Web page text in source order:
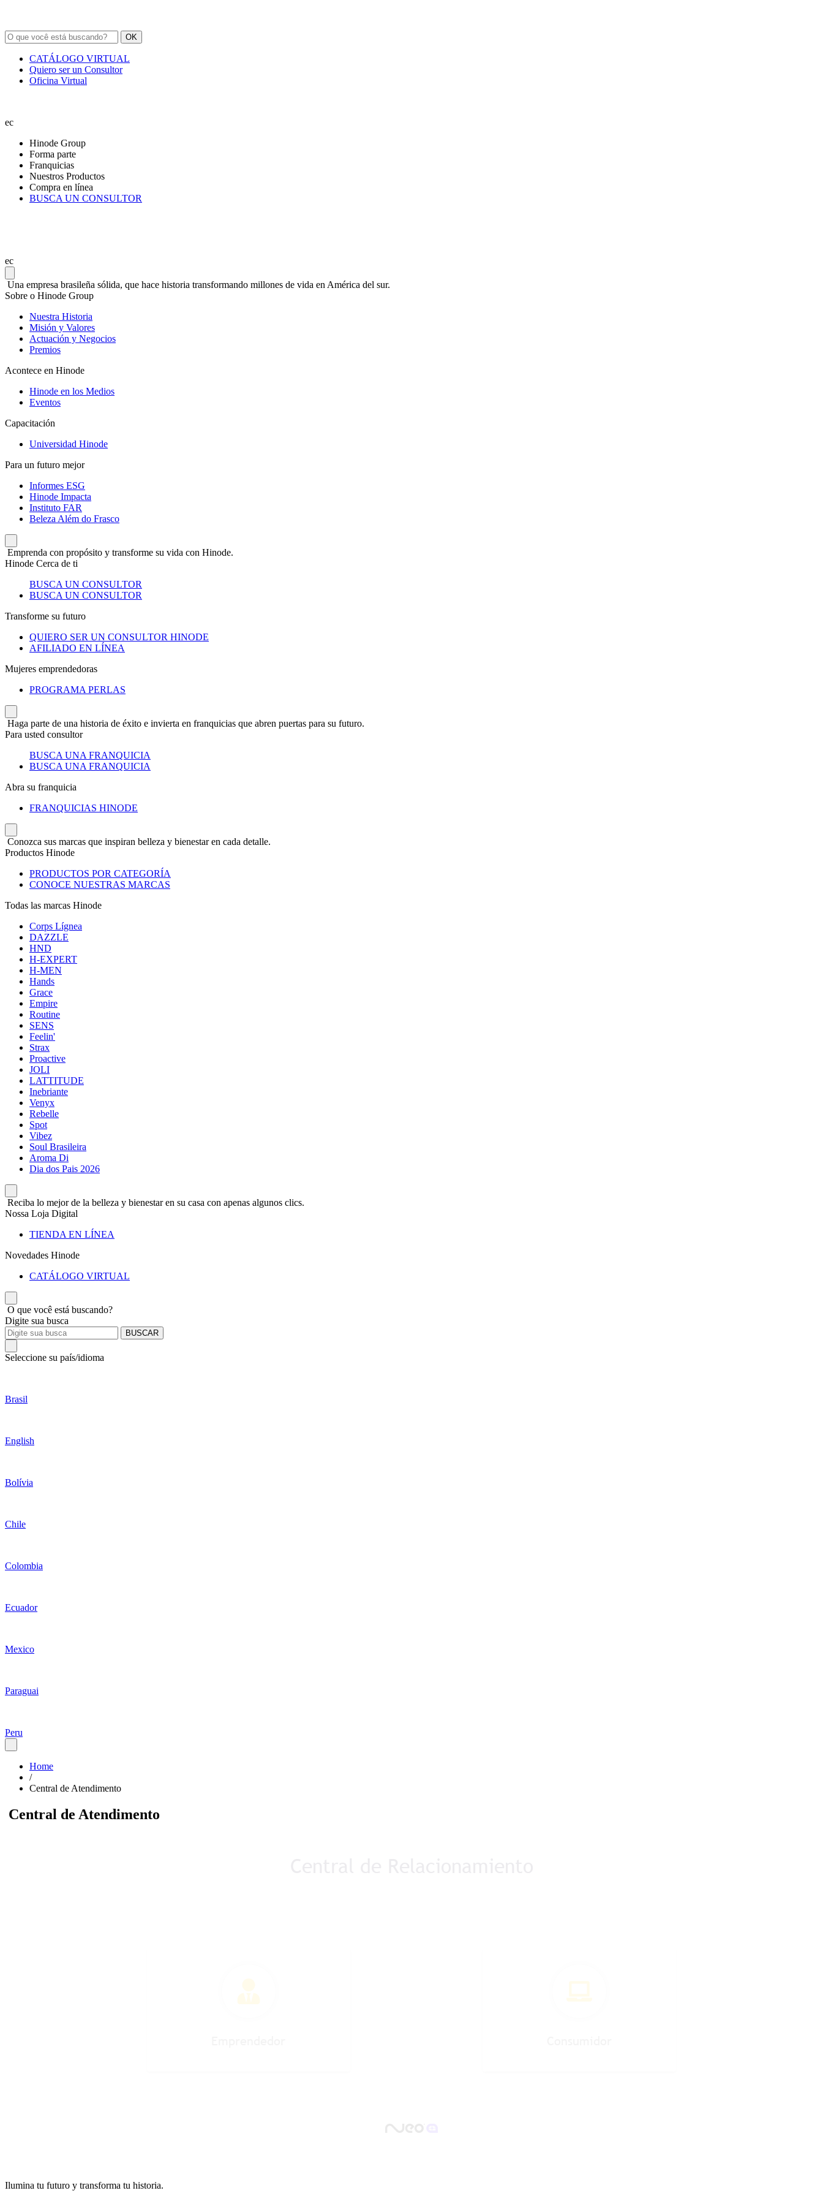
OK
CATÁLOGO VIRTUAL
Quiero ser un Consultor
Oficina Virtual
ec
Hinode Group
Forma parte
Franquicias
Nuestros Productos
Compra en línea
BUSCA UN CONSULTOR
ec
Una empresa brasileña sólida, que hace historia transformando millones de vida en América del sur.
Sobre o Hinode Group
Nuestra Historia
Misión y Valores
Actuación y Negocios
Premios
Acontece en Hinode
Hinode en los Medios
Eventos
Capacitación
Universidad Hinode
Para un futuro mejor
Informes ESG
Hinode Impacta
Instituto FAR
Beleza Além do Frasco
Emprenda con propósito y transforme su vida con Hinode.
Hinode Cerca de ti
BUSCA UN CONSULTOR
BUSCA UN CONSULTOR
Transforme su futuro
QUIERO SER UN CONSULTOR HINODE
AFILIADO EN LÍNEA
Mujeres emprendedoras
PROGRAMA PERLAS
Haga parte de una historia de éxito e invierta en franquicias que abren puertas para su futuro.
Para usted consultor
BUSCA UNA FRANQUICIA
BUSCA UNA FRANQUICIA
Abra su franquicia
FRANQUICIAS HINODE
Conozca sus marcas que inspiran belleza y bienestar en cada detalle.
Productos Hinode
PRODUCTOS POR CATEGORÍA
CONOCE NUESTRAS MARCAS
Todas las marcas Hinode
Corps Lígnea
DAZZLE
HND
H-EXPERT
H-MEN
Hands
Grace
Empire
Routine
SENS
Feelin'
Strax
Proactive
JOLI
LATTITUDE
Inebriante
Venyx
Rebelle
Spot
Vibez
Soul Brasileira
Aroma Di
Dia dos Pais 2026
Reciba lo mejor de la belleza y bienestar en su casa con apenas algunos clics.
Nossa Loja Digital
TIENDA EN LÍNEA
Novedades Hinode
CATÁLOGO VIRTUAL
O que você está buscando?
Digite sua busca
BUSCAR
Seleccione su país/idioma
Brasil
English
Bolívia
Chile
Colombia
Ecuador
Mexico
Paraguai
Peru
Home
/
Central de Atendimento
Central de Atendimento
Ilumina tu futuro y transforma tu historia.